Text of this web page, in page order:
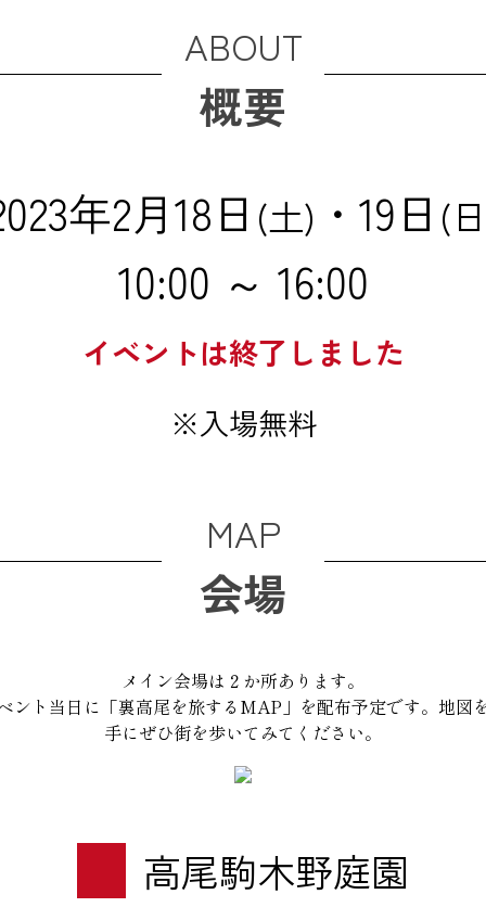
ABOUT
概要
年2月18日 (土) ・19日 (
10:00 ～ 16:00
イベントは終了しました
※入場無料
MAP
会場
メイン会場は２か所あります。
ント当日に「裏高尾を旅するMAP」を配布予定です。地図
手にぜひ街を歩いてみてください。
高尾駒木野庭園